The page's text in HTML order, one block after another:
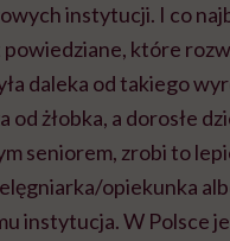
instytucji. I co
które
daleka od takiego
od żłobka, a dorosłe
seniorem, zrobi to
opiekunka
instytucja. W Polsce